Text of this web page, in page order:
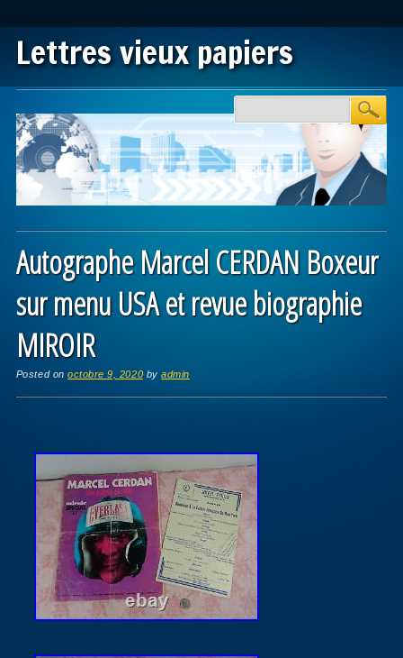
Lettres vieux papiers
Main menu
Autographe Marcel CERDAN Boxeur
sur menu USA et revue biographie
MIROIR
Posted onoctobre 9, 2020 byadmin